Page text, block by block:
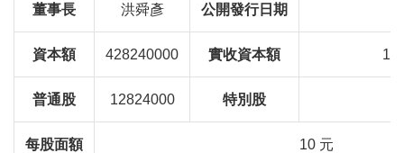
董事長 洪舜彥 公開發行日期
資本額 428240000 實收資本額
普通股 12824000 特別股
每股面額 10 元